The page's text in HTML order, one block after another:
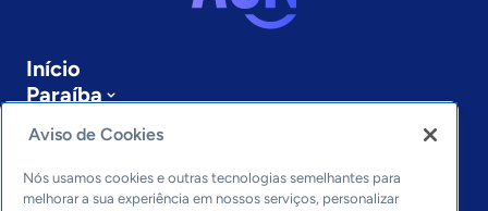
Início
Paraíba
Sobre a ASN
Últimas notícias
Entre em contato
Editorias
Aviso de Cookies
Nós usamos cookies e outras tecnologias semelhantes para
melhorar a sua experiência em nossos serviços, personalizar